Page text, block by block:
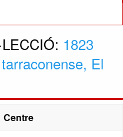
1823
El
Centre